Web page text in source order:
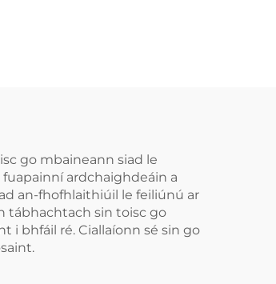
go mbaineann siad le
fuapainní ardchaighdeáin a
an-fhofhlaithiúil le feiliúnú ar
tábhachtach sin toisc go
i bhfáil ré. Ciallaíonn sé sin go